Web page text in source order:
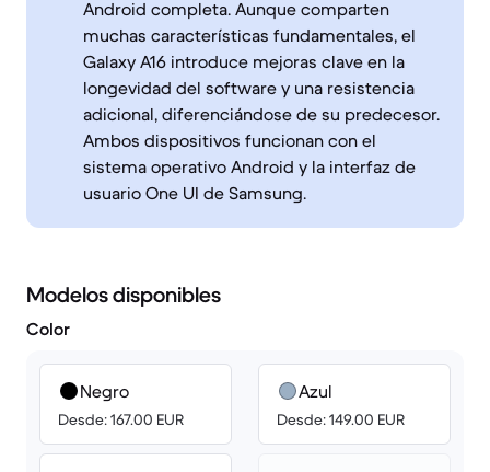
Android completa. Aunque comparten
muchas características fundamentales, el
Galaxy A16 introduce mejoras clave en la
longevidad del software y una resistencia
adicional, diferenciándose de su predecesor.
Ambos dispositivos funcionan con el
sistema operativo Android y la interfaz de
usuario One UI de Samsung.
Modelos disponibles
Color
Negro
Desde: 167.00 EUR
Azul
Desde: 149.00 EUR